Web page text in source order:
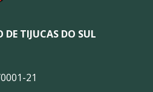
TIJUCAS DO SUL
21